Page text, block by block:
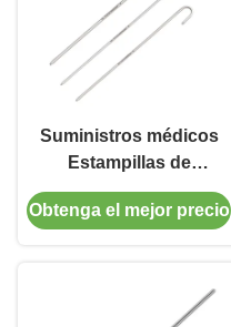
Suministros médicos
Estampillas de
intubación
endotraqueal
Obtenga el mejor precio